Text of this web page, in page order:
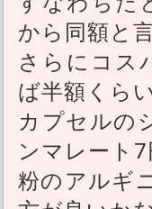
から同額と
さらにコス
ば半額くら
カプセルの
ンマレート7
粉のアルギ